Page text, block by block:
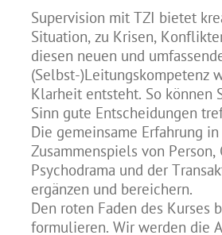
Supervision mit TZI bietet
Situation, zu Krisen,
diesen neuen und
(Selbst-)Leitungskompetenz
Klarheit entsteht. So können
Sinn gute Entscheidungen
Die gemeinsame Erfahrung
Zusammenspiels von
Psychodrama und der
ergänzen und bereichern.
Den roten Faden des Kurses
formulieren. Wir werden die